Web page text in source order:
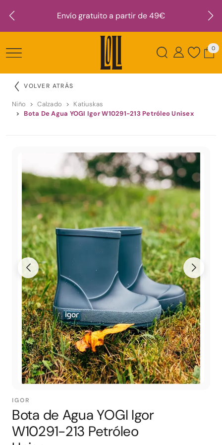
Envío gratuito a partir de 49€
0
VOLVER ATRÁS
Niño Calzado
Katiuskas
Bota De Agua YOGI Igor W10291-213 Petróleo Unisex
IGOR
Bota de Agua YOGI Igor
W10291-213 Petróleo